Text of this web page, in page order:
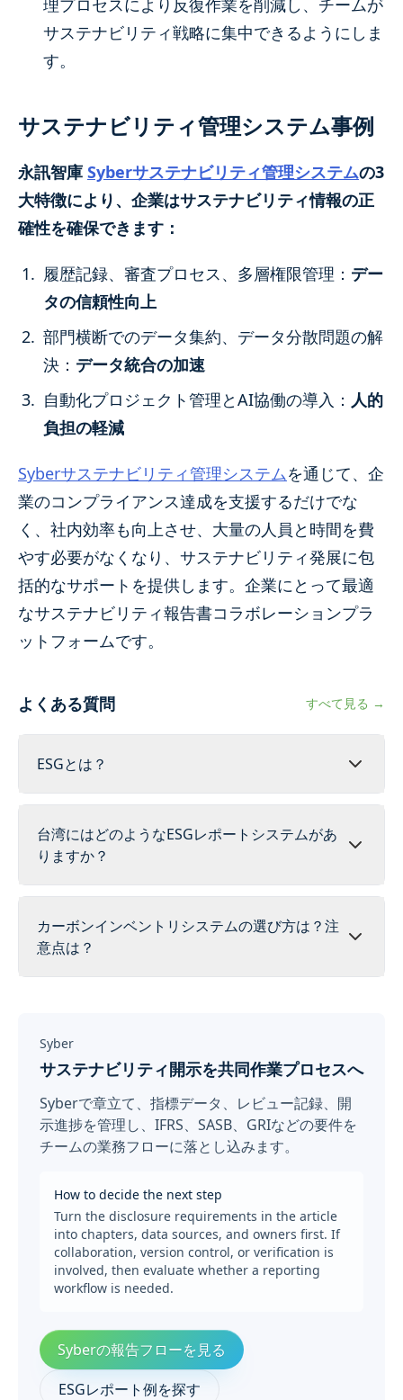
サステナビリティ戦略に集中できるようにしま
す。
サステナビリティ管理システム事例
永訊智庫 Syberサステナビリティ管理システムの3
大特徴により、企業はサステナビリティ情報の正
確性を確保できます：
履歴記録、審査プロセス、多層権限管理： デー
タの信頼性向上
部門横断でのデータ集約、データ分散問題の解
決： データ統合の加速
自動化プロジェクト管理とAI協働の導入： 人的
負担の軽減
Syberサステナビリティ管理システムを通じて、企
業のコンプライアンス達成を支援するだけでな
く、社内効率も向上させ、大量の人員と時間を費
やす必要がなくなり、サステナビリティ発展に包
括的なサポートを提供します。企業にとって最適
なサステナビリティ報告書コラボレーションプラ
ットフォームです。
よくある質問 すべて見る →
ESGとは？
台湾にはどのようなESGレポートシステムがあ
りますか？
カーボンインベントリシステムの選び方は？注
意点は？
Syber
サステナビリティ開示を共同作業プロセスへ
Syberで章立て、指標データ、レビュー記録、開
示進捗を管理し、IFRS、SASB、GRIなどの要件を
チームの業務フローに落とし込みます。
How to decide the next step
Turn the disclosure requirements in the article
into chapters, data sources, and owners first. If
collaboration, version control, or verification is
involved, then evaluate whether a reporting
workflow is needed.
Syberの報告フローを見る
ESGレポート例を探す